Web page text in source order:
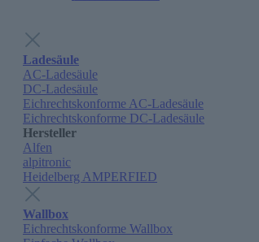
Ladesäule
AC-Ladesäule
DC-Ladesäule
Eichrechtskonforme AC-Ladesäule
Eichrechtskonforme DC-Ladesäule
Hersteller
Alfen
alpitronic
Heidelberg AMPERFIED
Wallbox
Eichrechtskonforme Wallbox